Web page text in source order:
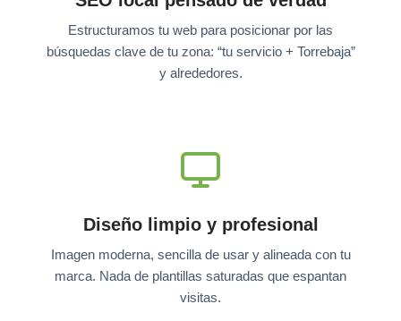
Estructuramos tu web para posicionar por las
búsquedas clave de tu zona: “tu servicio + Torrebaja”
y alrededores.
Diseño limpio y profesional
Imagen moderna, sencilla de usar y alineada con tu
marca. Nada de plantillas saturadas que espantan
visitas.